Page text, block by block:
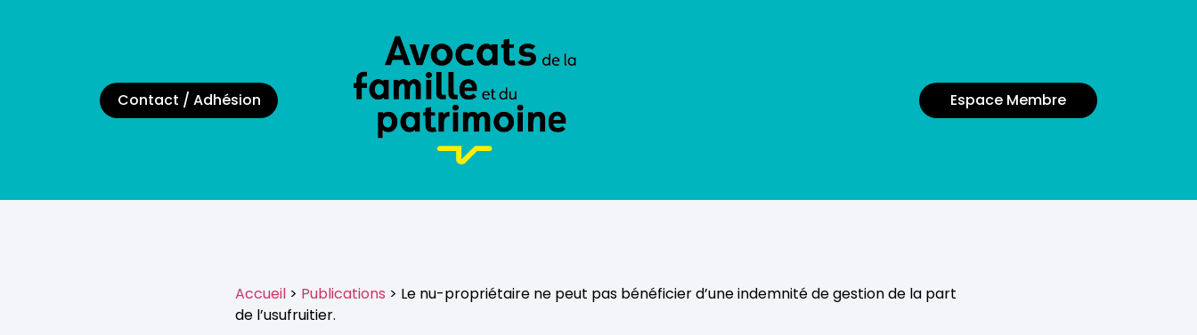
Contact / Adhésion Espace Membre
Accueil > Publications > Le nu-propriétaire ne peut pas bénéficier d’une indemnité de gestion de la part
de l’usufruitier.